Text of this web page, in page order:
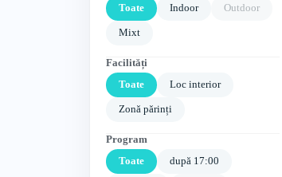
Toate
Indoor Outdoor
Mixt
Facilități
Toate
Loc interior
Zonă părinți
Program
Toate
după 17:00